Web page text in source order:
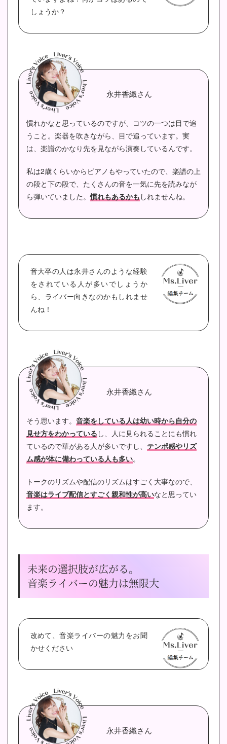
しょうか？
永井香織さん
慣れかなと思っているのですが、コツの一つは目で追
うこと。楽器を吹きながら、目で追っています。実
は、楽譜のかなり先を見ながら演奏しているんです。
私は2歳くらいからピアノもやっていたので、楽譜の上
の段と下の段で、たくさんの音を一気に先を読みなが
ら弾いていました。慣れもあるかも しれませんね。
音大卒の人は永井さんのような経験
をされている人が多いでしょうか
ら、 ライバー向きなのかもしれませ
んね！
永井香織さん
そう思います。 音楽をしている人は幼い時から自分の
見せ方をわかっている し、人に見られることにも慣れ
ているので華がある人が多いですし、 テンポ感やリズ
ム感が体に備わっている人も多い。
トークのリズムや配信のリズムはすごく大事なので、
音楽はライブ配信とすごく親和性が高いなと思ってい
ます。
未来の選択肢が広がる。
音楽ライバーの魅力は無限大
改めて、音楽ライバーの魅力をお聞
かせください
永井香織さん